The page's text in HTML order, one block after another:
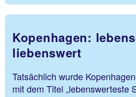
Kopenhagen:
liebenswert
Tatsächlich wurde
mit dem Titel „lebenswerteste